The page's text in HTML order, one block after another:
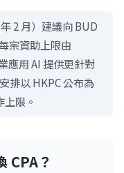
2 月）建議向 BUD
宗資助上限由
應用 AI 提供更針對
排以 HKPC 公布為
限。
CPA？